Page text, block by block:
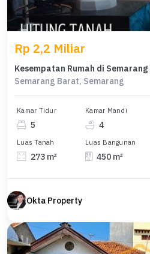
Rp 2,2 Miliar
Semarang Barat, Semarang
Kamar Tidur
5
Kamar Mandi
4
Luas Tanah
273 m²
Luas Bangunan
450 m²
Okta Property